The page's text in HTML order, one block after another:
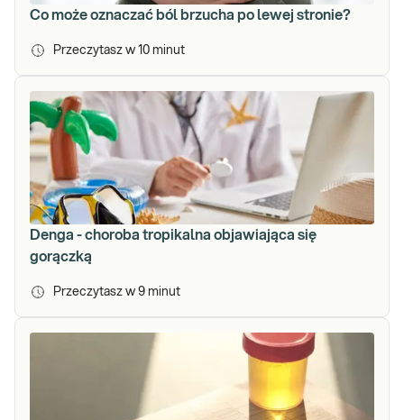
Co może oznaczać ból brzucha po lewej stronie?
Przeczytasz w 10 minut
Denga - choroba tropikalna objawiająca się
gorączką
Przeczytasz w 9 minut